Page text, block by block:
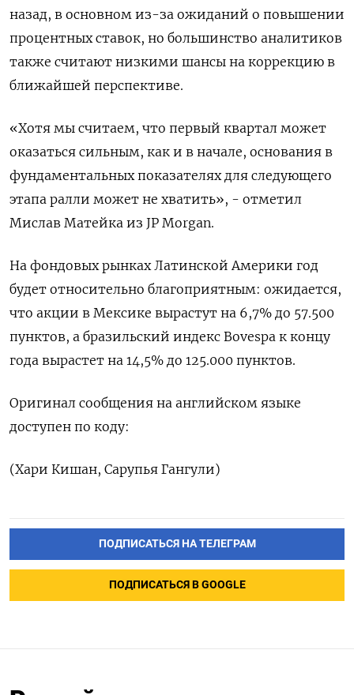
назад, в основном из-за ожиданий о повышении
процентных ставок, но большинство аналитиков
также считают низкими шансы на коррекцию в
ближайшей перспективе.
«Хотя мы считаем, что первый квартал может
оказаться сильным, как и в начале, основания в
фундаментальных показателях для следующего
этапа ралли может не хватить», - отметил
Мислав Матейка из JP Morgan.
На фондовых рынках Латинской Америки год
будет относительно благоприятным: ожидается,
что акции в Мексике вырастут на 6,7% до 57.500
пунктов, а бразильский индекс Bovespa к концу
года вырастет на 14,5% до 125.000 пунктов.
Оригинал сообщения на английском языке
доступен по коду:
(Хари Кишан, Сарупья Гангули)
ПОДПИСАТЬСЯ НА ТЕЛЕГРАМ
ПОДПИСАТЬСЯ В GOOGLE